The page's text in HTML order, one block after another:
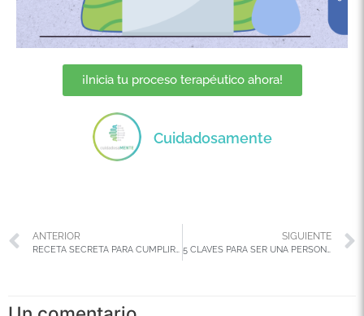
¡Inicia tu proceso terapéutico ahora!
Cuidadosamente
ANTERIOR SIGUIENTE
5 CLAVES PARA SER UNA PERSONA RESILIENTE